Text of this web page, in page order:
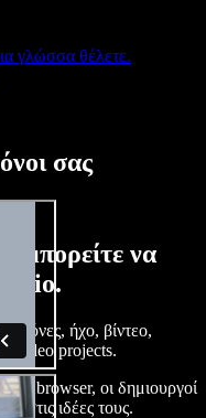
γλώσσα θέλετε.
σας
μπορείτε να
ήχο, βίντεο,
video projects.
browser, οι δημιουργοί
στις ιδέες τους.